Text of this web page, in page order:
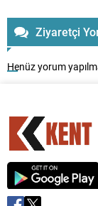
Ziyaretçi
Henüz yorum